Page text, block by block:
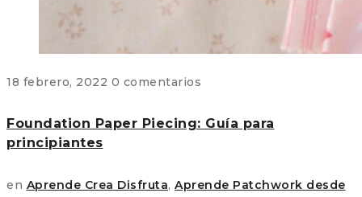
18 febrero, 2022 0 comentarios
Foundation Paper Piecing: Guía para
principiantes
en Aprende Crea Disfruta, Aprende Patchwork desde